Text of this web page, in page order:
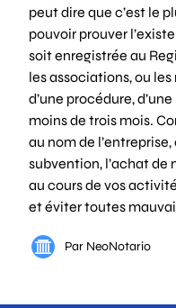
peut dire que c’est le
pouvoir prouver
soit enregistrée au
les associations, ou
d’une procédure,
moins de trois mois.
au nom de
subvention, l’achat
au cours de vos
et éviter toutes
Par NeoNotario